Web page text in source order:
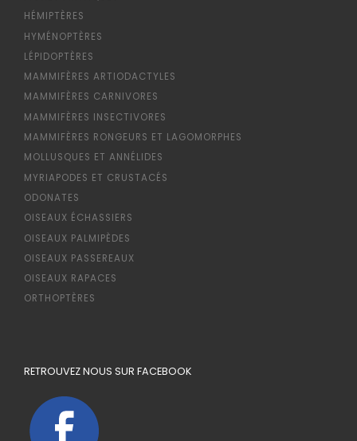
HÉMIPTÈRES
HYMÉNOPTÈRES
LÉPIDOPTÈRES
MAMMIFÈRES ARTIODACTYLES
MAMMIFÈRES CARNIVORES
MAMMIFÈRES INSECTIVORES
MAMMIFÈRES RONGEURS ET LAGOMORPHES
MOLLUSQUES ET ANNÉLIDES
MYRIAPODES ET CRUSTACÉS
ODONATES
OISEAUX ÉCHASSIERS
OISEAUX PALMIPÈDES
OISEAUX PASSEREAUX
OISEAUX RAPACES
ORTHOPTÈRES
RETROUVEZ NOUS SUR FACEBOOK